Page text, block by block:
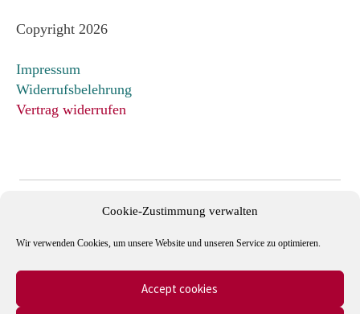
Cookie-Zustimmung verwalten
Wir verwenden Cookies, um unsere Website und unseren Service zu optimieren.
Accept cookies
Copyright 2026
Impressum
Widerrufsbelehrung
Vertrag widerrufen